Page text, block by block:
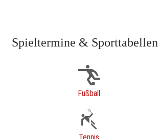
Spieltermine & Sporttabellen
Fußball